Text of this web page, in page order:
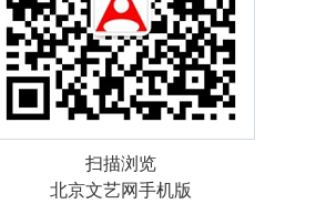
扫描浏览
北京文艺网手机版